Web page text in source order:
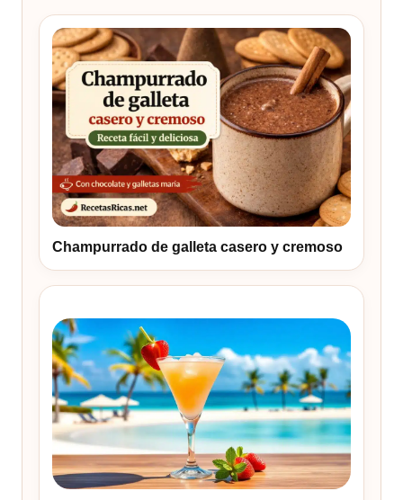
Champurrado de galleta casero y cremoso